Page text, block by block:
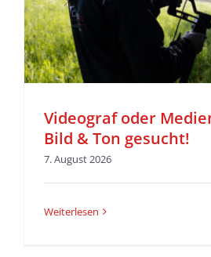
Videograf oder
Bild & Ton gesucht!
7. August 2026
Weiterlesen